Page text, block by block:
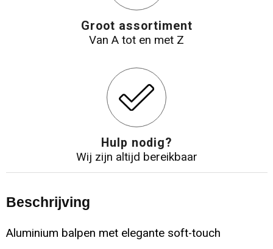
Groot assortiment
Van A tot en met Z
Hulp nodig?
Wij zijn altijd bereikbaar
Beschrijving
Aluminium balpen met elegante soft-touch